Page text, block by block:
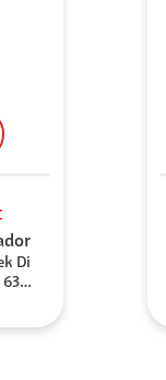
Di
630